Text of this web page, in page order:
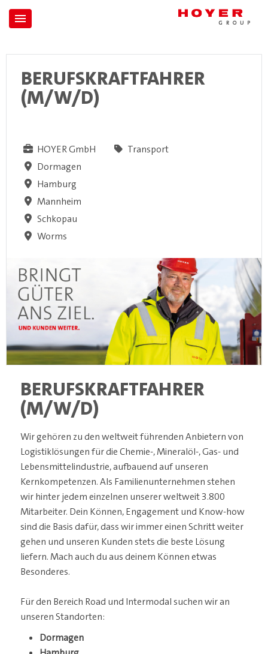
BERUFSKRAFTFAHRER
(M/W/D)
HOYER GmbH
Dormagen
Hamburg
Mannheim
Schkopau
Worms
Transport
BERUFSKRAFTFAHRER
(M/W/D)
Wir gehören zu den weltweit führenden Anbietern von
Logistiklösungen für die Chemie-, Mineralöl-, Gas- und
Lebensmittelindustrie, aufbauend auf unseren
Kernkompetenzen. Als Familienunternehmen stehen
wir hinter jedem einzelnen unserer weltweit 3.800
Mitarbeiter. Dein Können, Engagement und Know-how
sind die Basis dafür, dass wir immer einen Schritt weiter
gehen und unseren Kunden stets die beste Lösung
liefern. Mach auch du aus deinem Können etwas
Besonderes.
Für den Bereich Road und Intermodal suchen wir an
unseren Standorten:
Dormagen